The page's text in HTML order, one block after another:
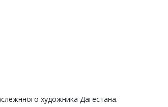
художника Дагестана.